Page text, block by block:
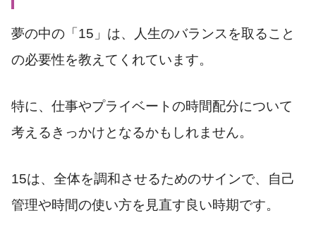
夢の中の「15」は、人生のバランスを取ること
の必要性を教えてくれています。
特に、仕事やプライベートの時間配分について
考えるきっかけとなるかもしれません。
15は、全体を調和させるためのサインで、自己
管理や時間の使い方を見直す良い時期です。